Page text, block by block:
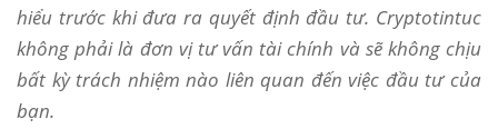
hiểu trước khi đưa ra quyết định đầu tư. Cryptotintuc
không phải là đơn vị tư vấn tài chính và sẽ không chịu
bất kỳ trách nhiệm nào liên quan đến việc đầu tư của
bạn.